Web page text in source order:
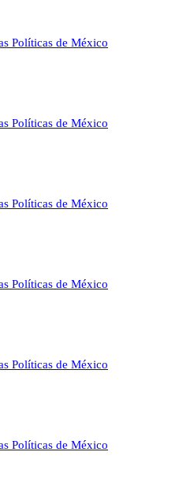
Políticas de México
Políticas de México
Políticas de México
Políticas de México
Políticas de México
Políticas de México